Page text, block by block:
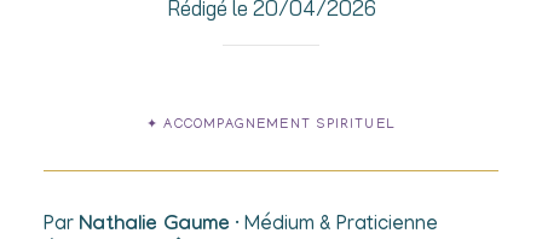
Rédigé le 20/04/2026
✦ ACCOMPAGNEMENT SPIRITUEL
Par Nathalie Gaume · Médium & Praticienne